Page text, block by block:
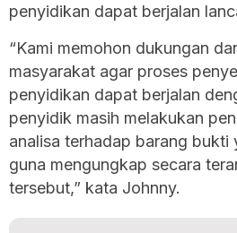
penyidikan dapat berjalan
“Kami memohon dukungan
masyarakat agar proses
penyidikan dapat berjalan
penyidik masih melakukan
analisa terhadap barang bukti
guna mengungkap secara
tersebut,” kata Johnny.